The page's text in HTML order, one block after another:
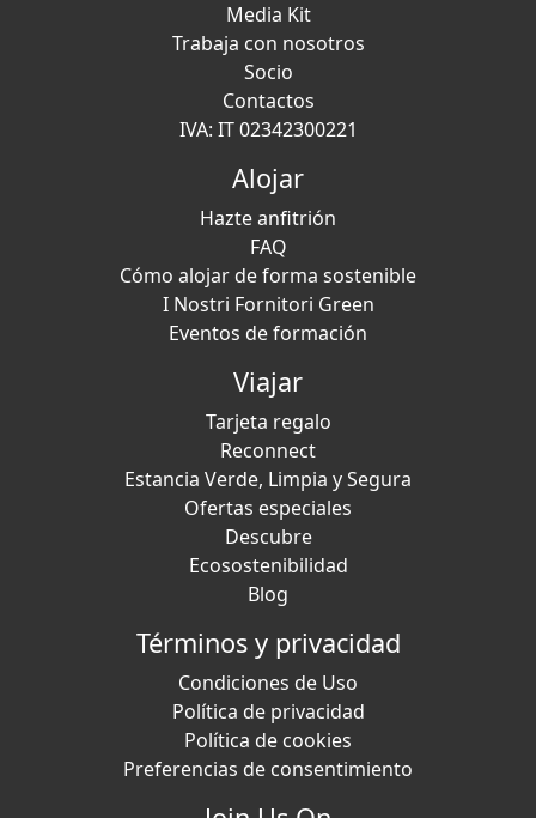
Media Kit
Trabaja con nosotros
Socio
Contactos
IVA: IT 02342300221
Alojar
Hazte anfitrión
FAQ
Cómo alojar de forma sostenible
I Nostri Fornitori Green
Eventos de formación
Viajar
Tarjeta regalo
Reconnect
Estancia Verde, Limpia y Segura
Ofertas especiales
Descubre
Ecosostenibilidad
Blog
Términos y privacidad
Condiciones de Uso
Política de privacidad
Política de cookies
Preferencias de consentimiento